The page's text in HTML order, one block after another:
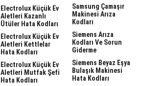
Electrolux Küçük Ev
Aletleri Kazanlı
Ütüler Hata Kodları
Electrolux Küçük Ev
Aletleri Kettlelar
Hata Kodları
Electrolux Küçük Ev
Aletleri Mutfak Şefi
Hata Kodları
Samsung Çamaşır
Makinesi Arıza
Kodları
Siemens Arıza
Kodları Ve Sorun
Giderme
Siemens Beyaz Eşya
Bulaşık Makinesi
Hata Kodları